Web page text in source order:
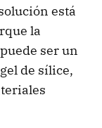
está
la
ser un
de sílice,